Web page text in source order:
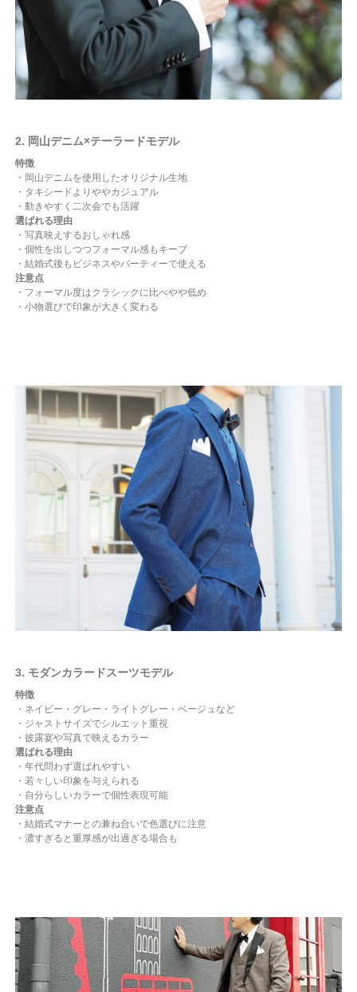
2. 岡山デニム×テーラードモデル
特徴
・岡山デニムを使用したオリジナル生地
・タキシードよりややカジュアル
・動きやすく二次会でも活躍
選ばれる理由
・写真映えするおしゃれ感
・個性を出しつつフォーマル感もキープ
・結婚式後もビジネスやパーティーで使える
注意点
・フォーマル度はクラシックに比べやや低め
・小物選びで印象が大きく変わる
3. モダンカラードスーツモデル
特徴
・ネイビー・グレー・ライトグレー・ベージュなど
・ジャストサイズでシルエット重視
・披露宴や写真で映えるカラー
選ばれる理由
・年代問わず選ばれやすい
・若々しい印象を与えられる
・自分らしいカラーで個性表現可能
注意点
・結婚式マナーとの兼ね合いで色選びに注意
・濃すぎると重厚感が出過ぎる場合も